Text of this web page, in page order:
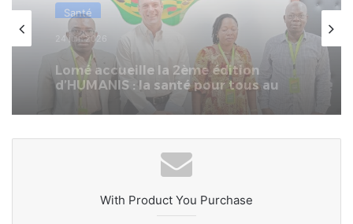
Santé
4 avril 2026
La BB Lomé soutient le Centre
national de recherche et de soins
aux drépanocytaires.
With Product You Purchase